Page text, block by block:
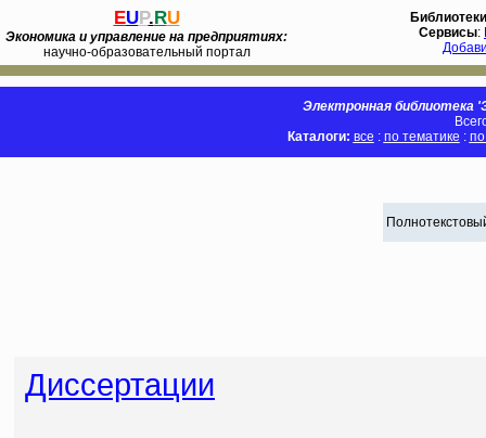
EUP.RU
Экономика и управление на предприятиях:
научно-образовательный портал
Библиотеки
Сервисы:
Электронная библиотека
Каталоги: все : по тематике :
Диссертации